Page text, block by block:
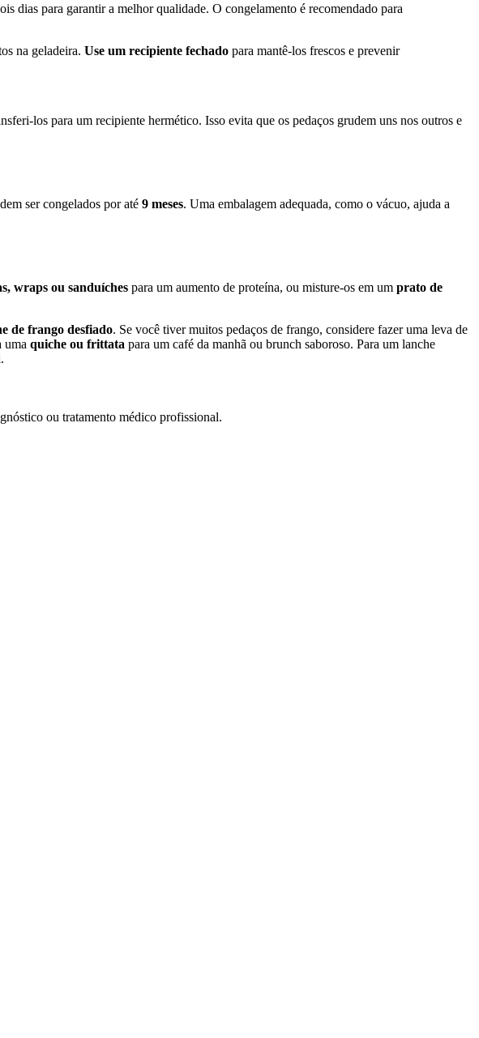
dias para garantir a melhor qualidade. O congelamento é recomendado para
na geladeira. Use um recipiente fechado para mantê-los frescos e prevenir
los para um recipiente hermético. Isso evita que os pedaços grudem uns nos outros e
ser congelados por até 9 meses. Uma embalagem adequada, como o vácuo, ajuda a
wraps ou sanduíches para um aumento de proteína, ou misture-os em um prato de
de frango desfiado. Se você tiver muitos pedaços de frango, considere fazer uma leva de
uma quiche ou frittata para um café da manhã ou brunch saboroso. Para um lanche
ou tratamento médico profissional.